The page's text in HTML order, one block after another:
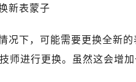
贵阳市南明区都司高架桥
新表蒙子
况下，可能需要更换全新
师进行更换。虽然这会增